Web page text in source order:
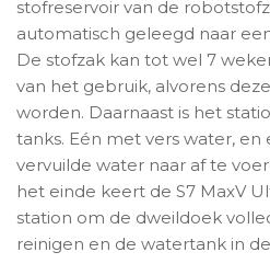
stofreservoir van de
automatisch geleegd naar
De stofzak kan tot wel 7
van het gebruik, alvorens
worden. Daarnaast is het
tanks. Eén met vers water,
vervuilde water naar af te
het einde keert de S7 MaxV
station om de dweildoek
reinigen en de watertank in